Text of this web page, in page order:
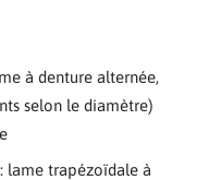
à denture alternée,
selon le diamètre)
lame trapézoïdale à